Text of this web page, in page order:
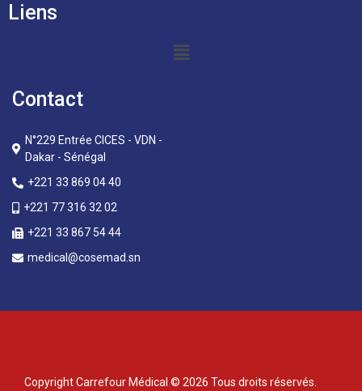
Contact
N°229 Entrée CICES - VDN -
Dakar - Sénégal
+221 33 869 04 40
+221 77 316 32 02
+221 33 867 54 44
medical@cosemad.sn
Liens
Copyright Carrefour Médical © 2026 Tous droits réservés.